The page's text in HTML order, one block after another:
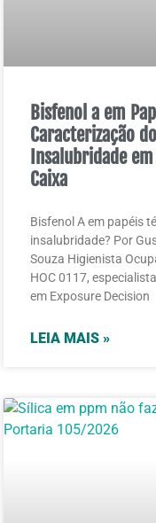
Bisfenol a em
Caracterização
Insalubridade
Caixa
Bisfenol A em papéis
insalubridade? Por
Souza Higienista
HOC 0117,
em Exposure Decision
LEIA MAIS »